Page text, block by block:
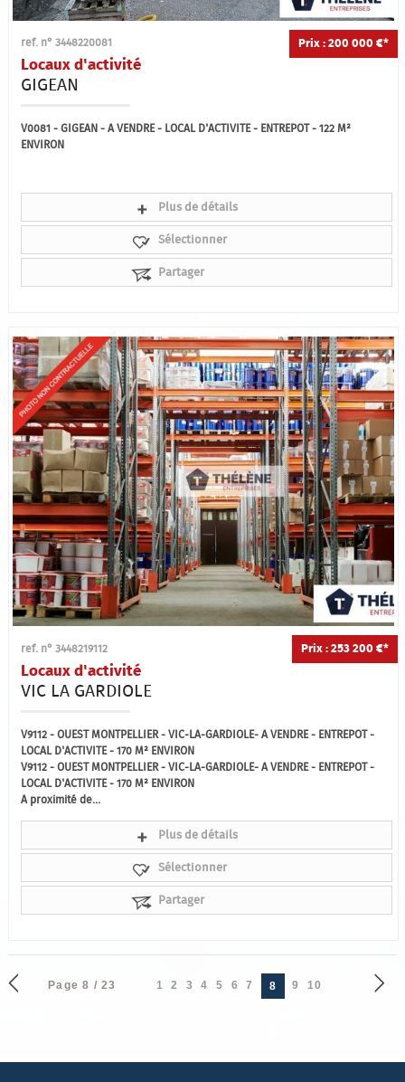
Prix : 200 000 €*
ref. n° 3448220081
Locaux d'activité
GIGEAN
V0081 - GIGEAN - A VENDRE - LOCAL D'ACTIVITE - ENTREPOT - 122 M²
ENVIRON
Plus de détails
Sélectionner
Partager
Prix : 253 200 €*
ref. n° 3448219112
Locaux d'activité
VIC LA GARDIOLE
V9112 - OUEST MONTPELLIER - VIC-LA-GARDIOLE- A VENDRE - ENTREPOT -
LOCAL D'ACTIVITE - 170 M² ENVIRON
V9112 - OUEST MONTPELLIER - VIC-LA-GARDIOLE- A VENDRE - ENTREPOT -
LOCAL D'ACTIVITE - 170 M² ENVIRON
A proximité de...
Plus de détails
Sélectionner
Partager
Page 8 / 23 1 2 3 4 5 6 7 8 9 10